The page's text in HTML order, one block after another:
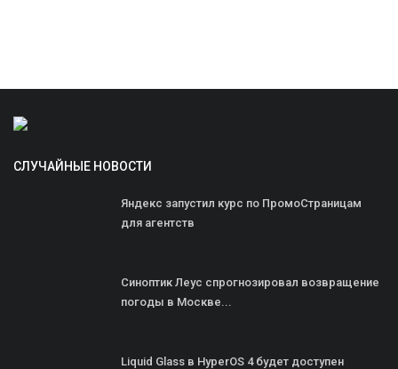
СЛУЧАЙНЫЕ НОВОСТИ
Яндекс запустил курс по ПромоСтраницам
для агентств
Синоптик Леус спрогнозировал возвращение
погоды в Москве...
Liquid Glass в HyperOS 4 будет доступен